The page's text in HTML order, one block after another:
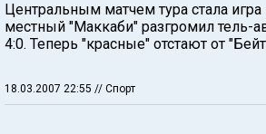
Центральным матчем тура стала
местный "Маккаби" разгромил тель-
4:0. Теперь "красные" отстают от
18.03.2007 22:55 // Спорт